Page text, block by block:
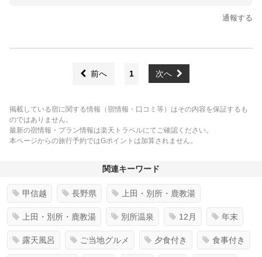
通報する
前へ 1 次へ
掲載している宿に関する情報（宿情報・口コミ等）はその内容を保証するも
のではありません。
最新の宿情報・プラン情報は楽天トラベルにてご確認ください。
本ページからの旅行予約ではGポイントは加算されません。
関連キーワード
甲信越 長野県 上田・別所・鹿教湯
上田・別所・鹿教湯 別所温泉 12月 年末
露天風呂 ご当地グルメ 夕食付き 食事付き